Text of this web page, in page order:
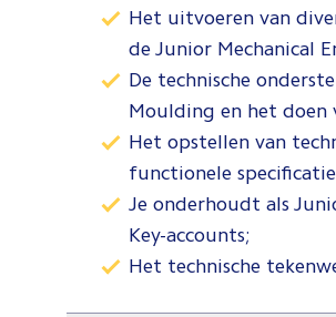
Het uitvoeren van
de Junior Mechanical
De technische
Moulding en het doen
Het opstellen van
functionele
Je onderhoudt als
Key-accounts;
Het technische